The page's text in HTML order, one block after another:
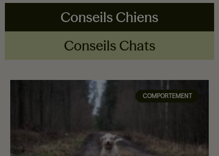
Conseils Chiens
Conseils Chats
COMPORTEMENT